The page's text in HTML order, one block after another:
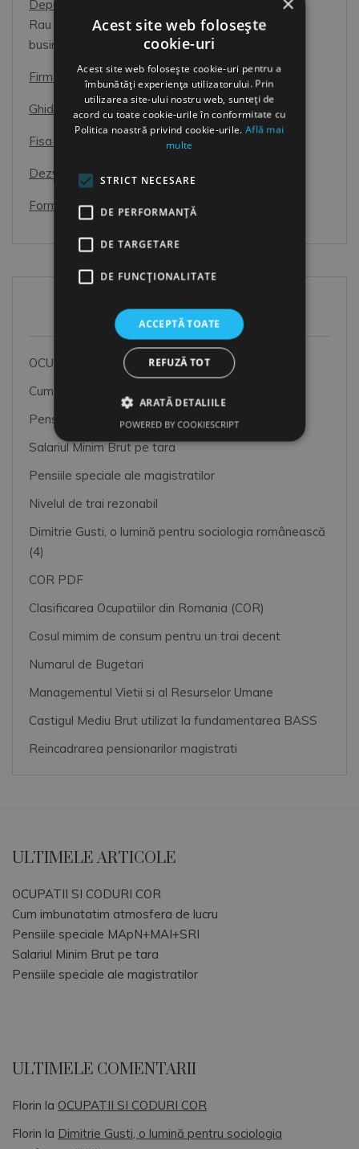
Departamentul Resurse Umane
Rau necesar, sau Partener de incredere pentru
business?
Firme de Recrutare
Ghid de interviu pentru candidati
Fisa Postului
Dezvoltarea Resurselor Umane
Formular de Exit interviu
Articole Recente
OCUPATII SI CODURI COR
Cum imbunatatim atmosfera de lucru
Pensiile speciale MApN+MAI+SRI
Salariul Minim Brut pe tara
Pensiile speciale ale magistratilor
Nivelul de trai rezonabil
Dimitrie Gusti, o lumină pentru sociologia românească
(4)
COR PDF
Clasificarea Ocupatiilor din Romania (COR)
Cosul mimim de consum pentru un trai decent
Numarul de Bugetari
Managementul Vietii si al Resurselor Umane
Castigul Mediu Brut utilizat la fundamentarea BASS
Reincadrarea pensionarilor magistrati
ULTIMELE ARTICOLE
OCUPATII SI CODURI COR
Cum imbunatatim atmosfera de lucru
Pensiile speciale MApN+MAI+SRI
Salariul Minim Brut pe tara
Pensiile speciale ale magistratilor
ULTIMELE COMENTARII
Florin la OCUPATII SI CODURI COR
Florin la Dimitrie Gusti, o lumină pentru sociologia
Acest site web folosește
cookie-uri
Acest site web folosește cookie-uri pentru a
îmbunătăți experiența utilizatorului. Prin
utilizarea site-ului nostru web, sunteți de
acord cu toate cookie-urile în conformitate cu
Politica noastră privind cookie-urile.Află mai
multe
STRICT NECESARE
DE PERFORMANȚĂ
DE TARGETARE
DE FUNCŢIONALITATE
ACCEPTĂ TOATE
REFUZĂ TOT
ARATĂ DETALIILE
POWERED BY COOKIESCRIPT